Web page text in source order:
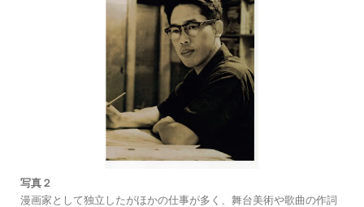
写真２
漫画家として独立したがほかの仕事が多く、舞台美術や歌曲の作詞